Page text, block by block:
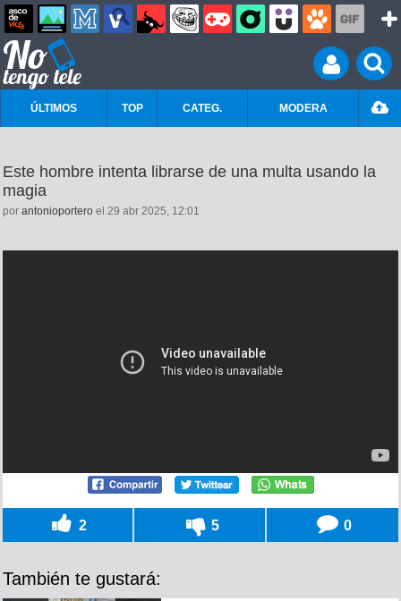
ÚLTIMOS TOP CATEG. MODERA
Este hombre intenta librarse de una multa usando la
magia
por antonioportero el 29 abr 2025, 12:01
2 5 0
También te gustará: